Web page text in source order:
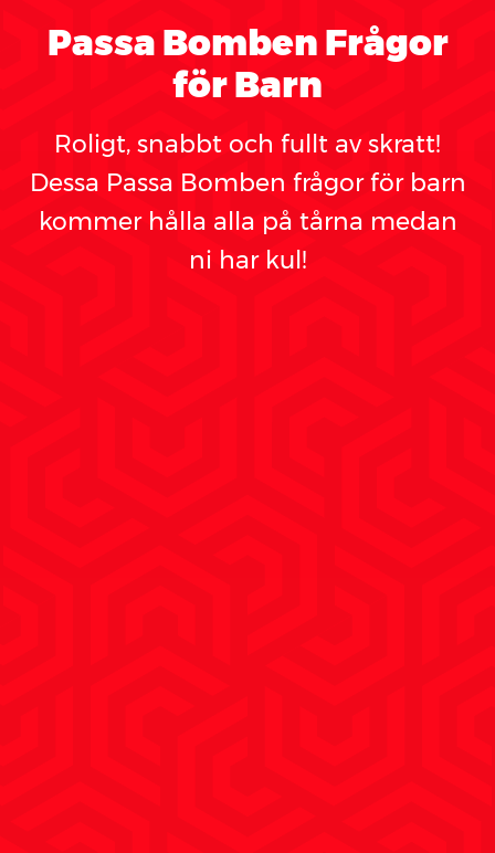
Passa Bomben Frågor
för Barn
Roligt, snabbt och fullt av skratt!
Dessa Passa Bomben frågor för barn
kommer hålla alla på tårna medan
ni har kul!